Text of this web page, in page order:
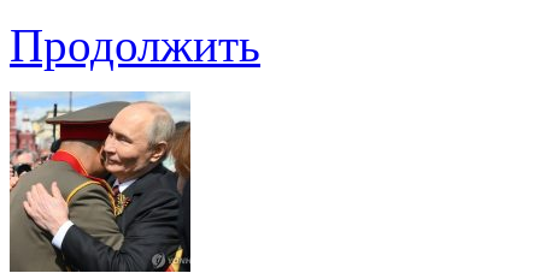
Продолжить